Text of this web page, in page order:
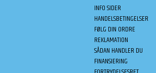
INFO SIDER
HANDELSBETINGELSER
FØLG DIN ORDRE
REKLAMATION
SÅDAN HANDLER DU
FINANSIERING